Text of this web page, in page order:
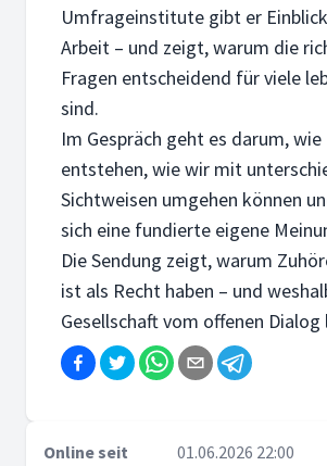
Umfrageinstitute gibt er
Arbeit – und zeigt, warum die
Fragen entscheidend für viele
sind.
Im Gespräch geht es darum, wie
entstehen, wie wir mit
Sichtweisen umgehen können
sich eine fundierte eigene
Die Sendung zeigt, warum
ist als Recht haben – und
Gesellschaft vom offenen Dialog
Online seit 01.06.2026 22:00